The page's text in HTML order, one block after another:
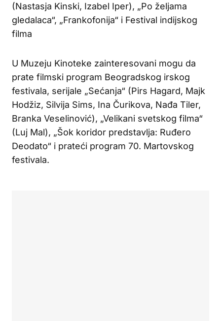
(Nastasja Kinski, Izabel Iper), „Po željama
gledalaca“, „Frankofonija“ i Festival indijskog
filma
U Muzeju Kinoteke zainteresovani mogu da
prate filmski program Beogradskog irskog
festivala, serijale „Sećanja“ (Pirs Hagard, Majk
Hodžiz, Silvija Sims, Ina Čurikova, Nađa Tiler,
Branka Veselinović), „Velikani svetskog filma“
(Luj Mal), „Šok koridor predstavlja: Ruđero
Deodato“ i prateći program 70. Martovskog
festivala.